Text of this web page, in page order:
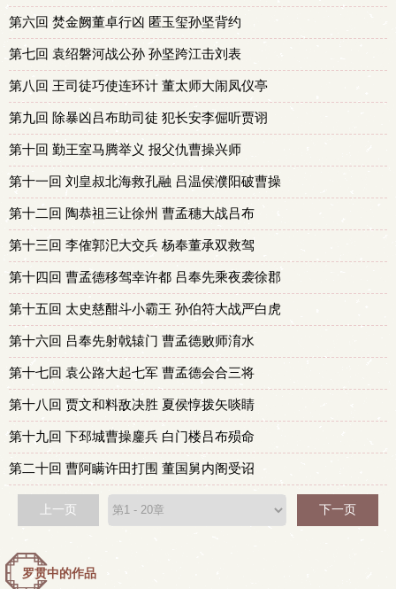
第六回 焚金阙董卓行凶 匿玉玺孙坚背约
第七回 袁绍磐河战公孙 孙坚跨江击刘表
第八回 王司徒巧使连环计 董太师大闹凤仪亭
第九回 除暴凶吕布助司徒 犯长安李倔听贾诩
第十回 勤王室马腾举义 报父仇曹操兴师
第十一回 刘皇叔北海救孔融 吕温侯濮阳破曹操
第十二回 陶恭祖三让徐州 曹孟穗大战吕布
第十三回 李傕郭汜大交兵 杨奉董承双救驾
第十四回 曹孟德移驾幸许都 吕奉先乘夜袭徐郡
第十五回 太史慈酣斗小霸王 孙伯符大战严白虎
第十六回 吕奉先射戟辕门 曹孟德败师淯水
第十七回 袁公路大起七军 曹孟德会合三将
第十八回 贾文和料敌决胜 夏侯惇拨矢啖睛
第十九回 下邳城曹操鏖兵 白门楼吕布殒命
第二十回 曹阿瞒许田打围 董国舅内阁受诏
上一页 下一页
罗贯中的作品